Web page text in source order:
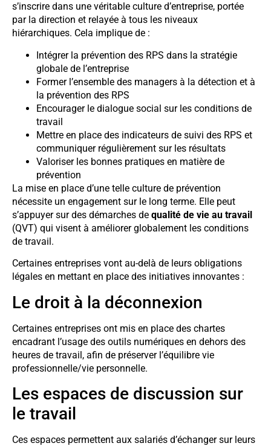
s’inscrire dans une véritable culture d’entreprise, portée
par la direction et relayée à tous les niveaux
hiérarchiques. Cela implique de :
Intégrer la prévention des RPS dans la stratégie
globale de l’entreprise
Former l’ensemble des managers à la détection et à
la prévention des RPS
Encourager le dialogue social sur les conditions de
travail
Mettre en place des indicateurs de suivi des RPS et
communiquer régulièrement sur les résultats
Valoriser les bonnes pratiques en matière de
prévention
La mise en place d’une telle culture de prévention
nécessite un engagement sur le long terme. Elle peut
s’appuyer sur des démarches de qualité de vie au travail
(QVT) qui visent à améliorer globalement les conditions
de travail.
Certaines entreprises vont au-delà de leurs obligations
légales en mettant en place des initiatives innovantes :
Le droit à la déconnexion
Certaines entreprises ont mis en place des chartes
encadrant l’usage des outils numériques en dehors des
heures de travail, afin de préserver l’équilibre vie
professionnelle/vie personnelle.
Les espaces de discussion sur
le travail
Ces espaces permettent aux salariés d’échanger sur leurs